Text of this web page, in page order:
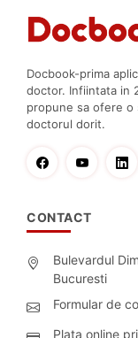
Docbook-prima
doctor. Infiintata in
propune sa ofere o
doctorul dorit.
CONTACT
Bulevardul
Bucuresti
Formular de
Plata online